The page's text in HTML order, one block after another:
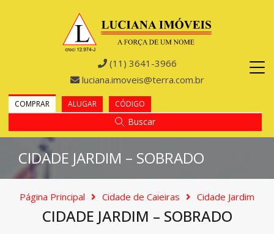
(11) 3641-3966
luciana.imoveis@terra.com.br
COMPRAR ALUGAR CÓDIGO
Buscar
CIDADE JARDIM – SOBRADO
Página Principal Cidade de Caieiras Cidade Jardim
CIDADE JARDIM – SOBRADO